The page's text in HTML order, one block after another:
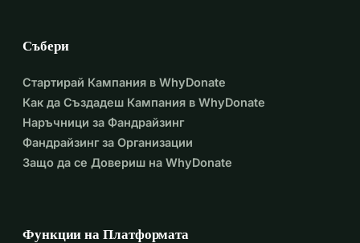
Събери
Стартирай Кампания в WhyDonate
Как да Създадеш Кампания в WhyDonate
Наръчници за Фандрайзинг
Фандрайзинг за Организации
Защо да се Довериш на WhyDonate
Функции на Платформата